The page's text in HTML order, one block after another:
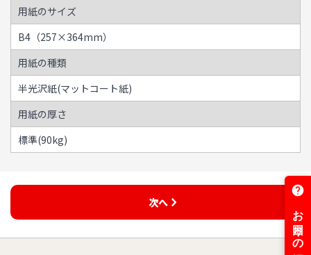
用紙のサイズ
B4（257×364mm）
用紙の種類
半光沢紙(マットコート紙)
用紙の厚さ
標準(90kg)
次へ